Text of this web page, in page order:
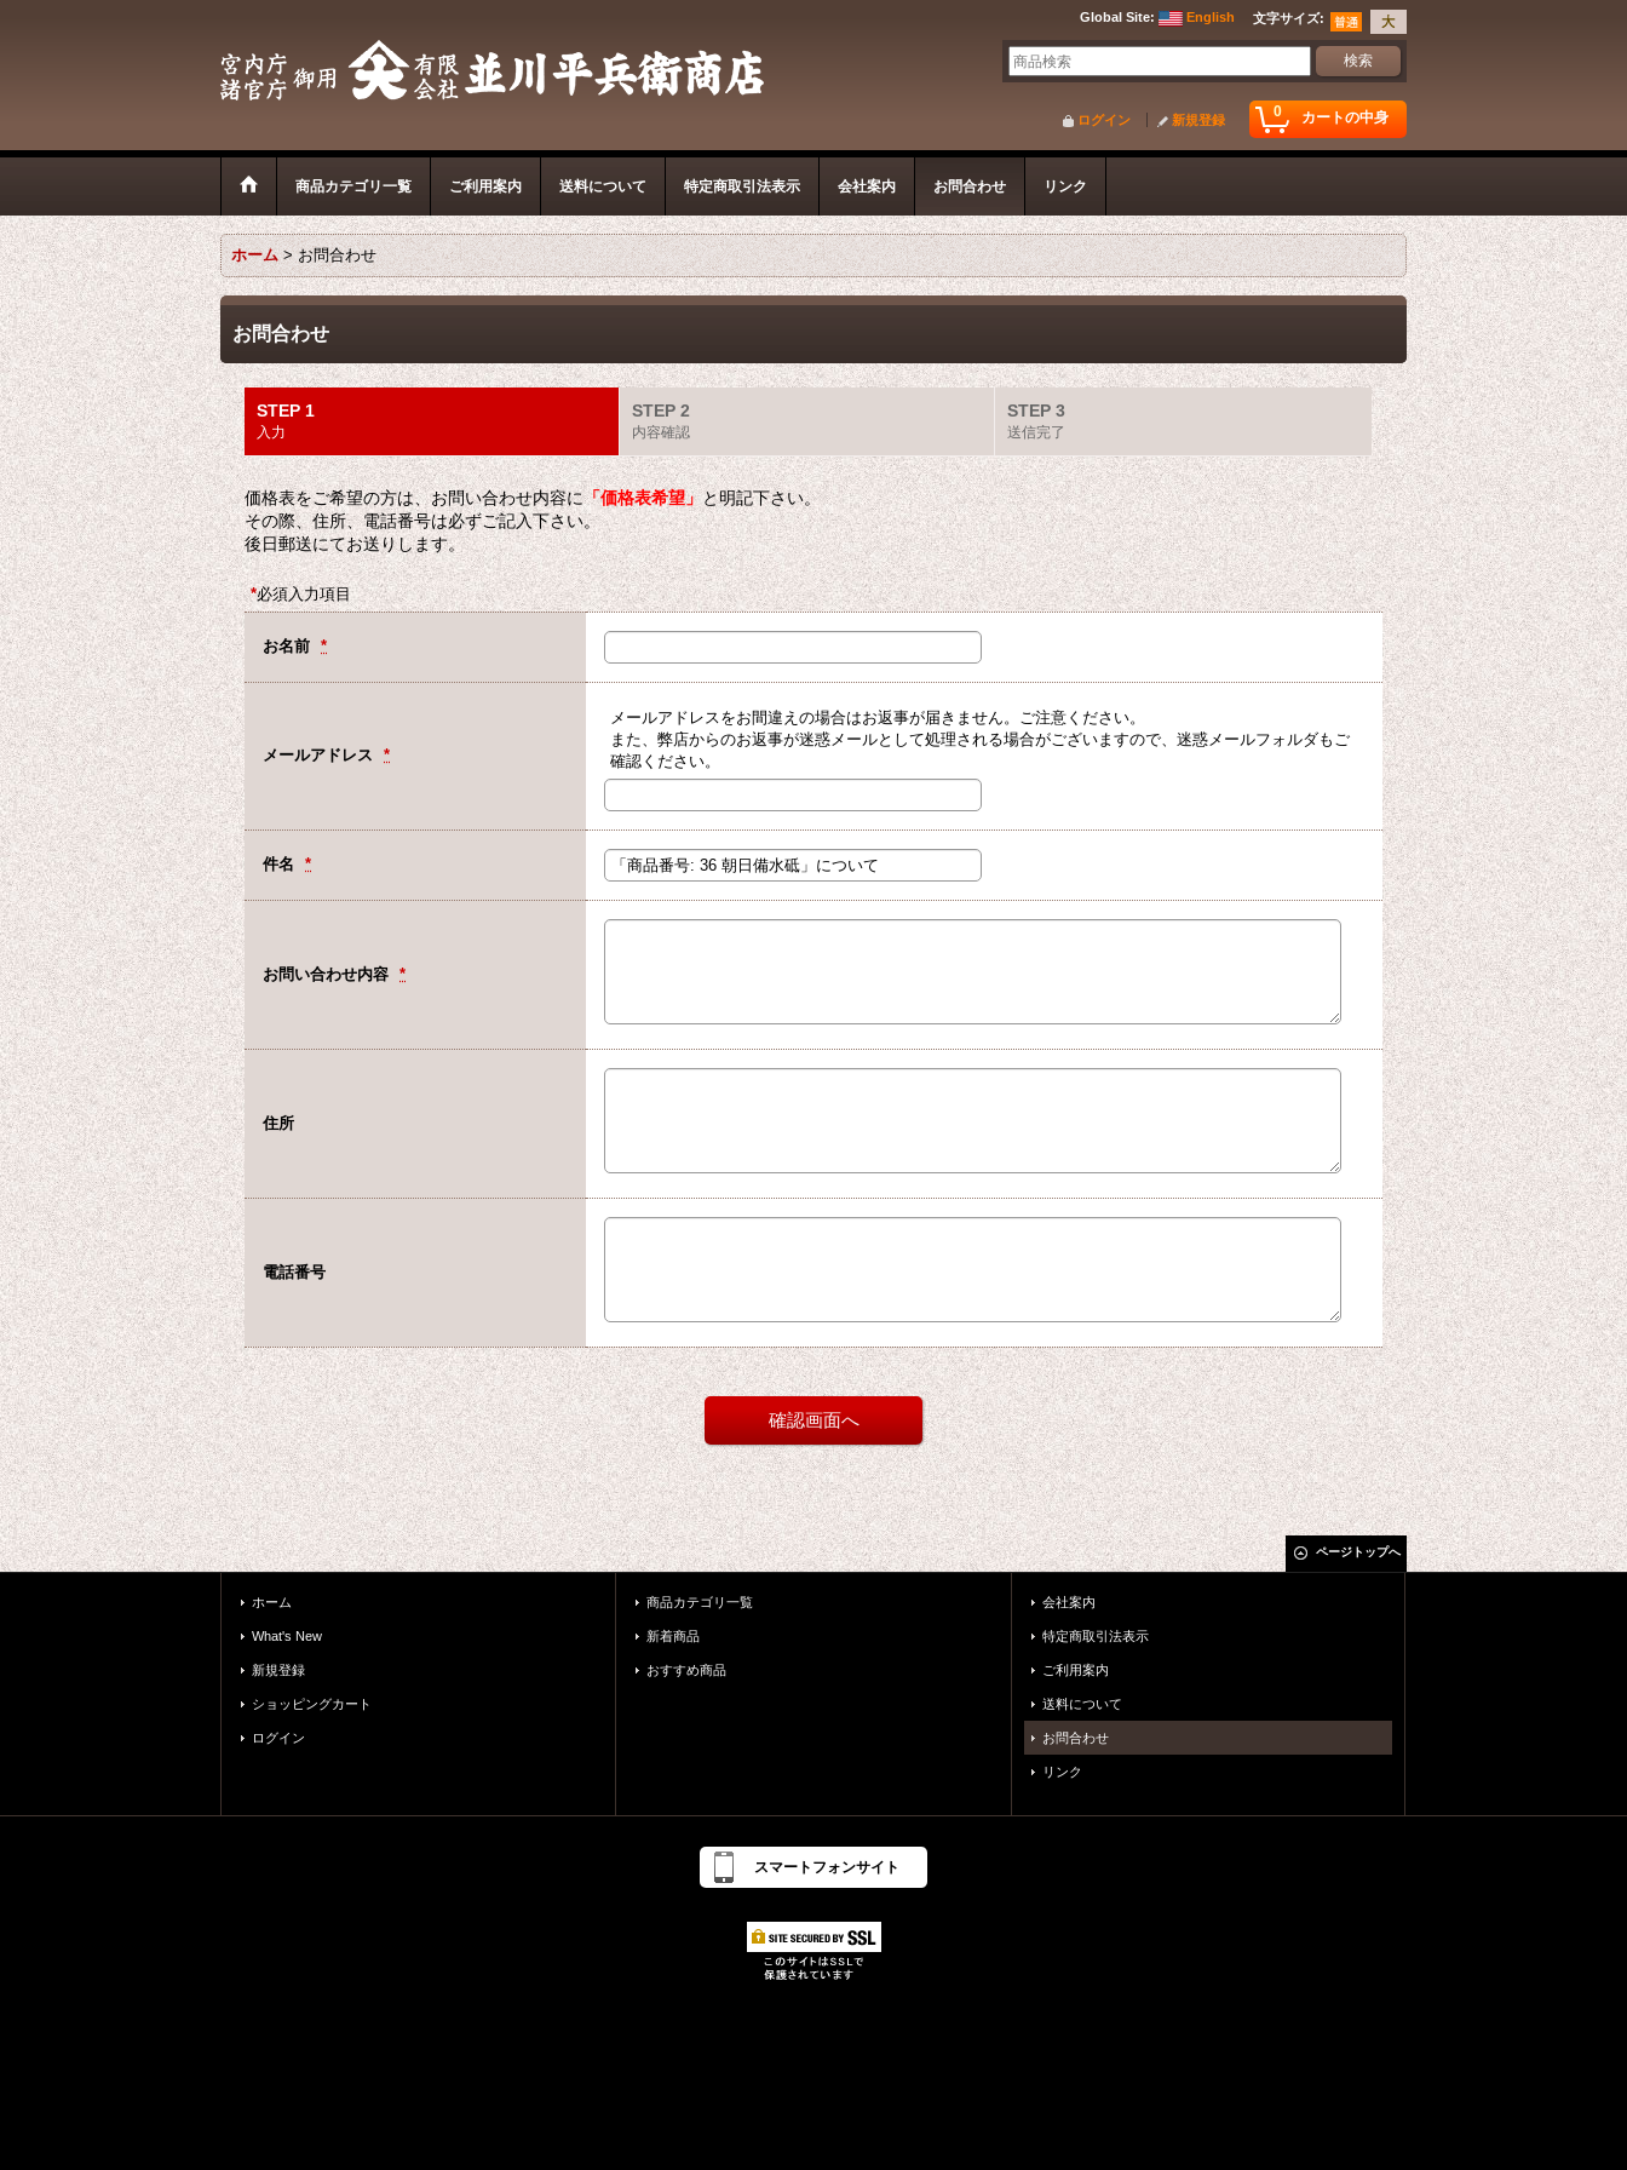
文字サイズ:
Global Site: English
0 カートの中身
ログイン 新規登録
商品カテゴリ一覧 ご利用案内 送料について 特定商取引法表示 会社案内 お問合わせ リンク
ホーム > お問合わせ
お問合わせ
STEP 1
入力
STEP 2
内容確認
STEP 3
送信完了
価格表をご希望の方は、お問い合わせ内容に「価格表希望」と明記下さい。
その際、住所、電話番号は必ずご記入下さい。
後日郵送にてお送りします。
*必須入力項目
お名前 *
メールアドレス *
メールアドレスをお間違えの場合はお返事が届きません。ご注意ください。
また、弊店からのお返事が迷惑メールとして処理される場合がございますので、迷惑メールフォルダもご
確認ください。
件名 *
お問い合わせ内容 *
住所
電話番号
ページトップへ
ホーム
What's New
新規登録
ショッピングカート
ログイン
商品カテゴリ一覧
新着商品
おすすめ商品
会社案内
特定商取引法表示
ご利用案内
送料について
お問合わせ
リンク
スマートフォンサイト